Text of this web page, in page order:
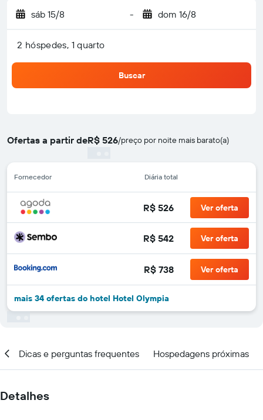
sáb 15/8 - dom 16/8
2 hóspedes, 1 quarto
Buscar
Ofertas a partir deR$ 526/preço por noite mais barato(a)
Fornecedor Diária total
R$ 526 Ver oferta
R$ 542 Ver oferta
R$ 738 Ver oferta
mais 34 ofertas do hotel Hotel Olympia
Dicas e perguntas frequentes Hospedagens próximas
Detalhes